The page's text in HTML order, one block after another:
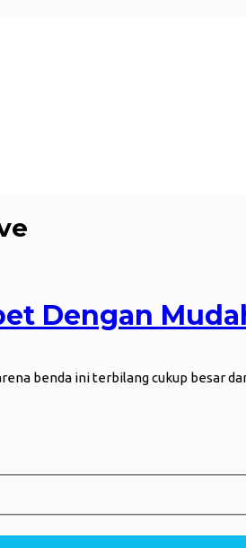
Dengan
benda ini terbilang cukup besar